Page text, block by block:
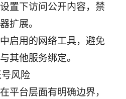
置下访问公开内容，禁
扩展。
启用的网络工具，避免
其他服务绑定。
风险
平台层面有明确边界，